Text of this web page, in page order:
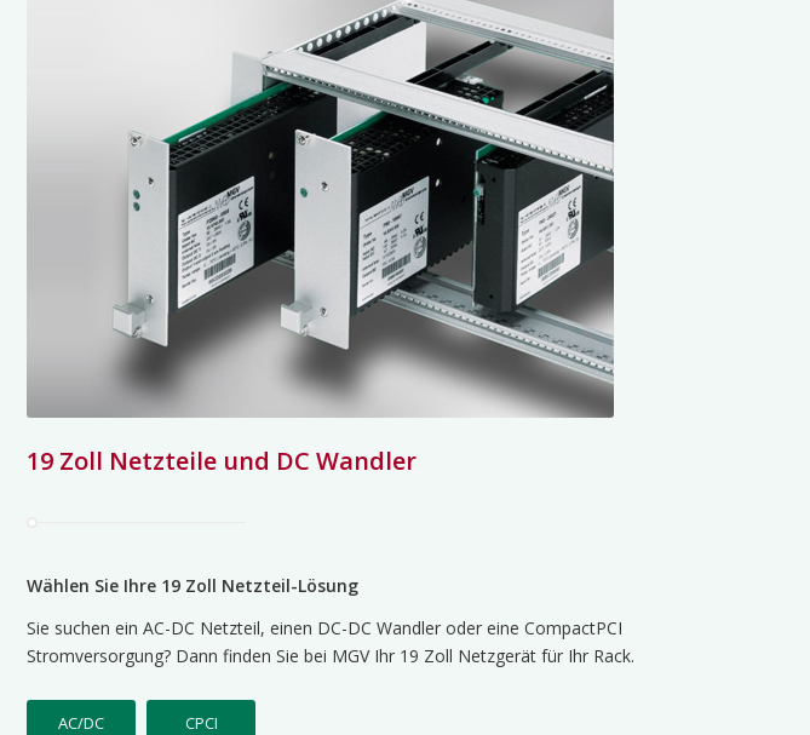
19 Zoll Netzteile und DC Wandler
Wählen Sie Ihre 19 Zoll Netzteil-Lösung
Sie suchen ein AC-DC Netzteil, einen DC-DC Wandler oder eine CompactPCI
Stromversorgung? Dann finden Sie bei MGV Ihr 19 Zoll Netzgerät für Ihr Rack.
AC/DC CPCI